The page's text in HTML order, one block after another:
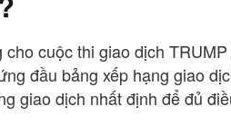
cuộc thi giao dịch
đầu bảng xếp hạng giao
giao dịch nhất định để đủ